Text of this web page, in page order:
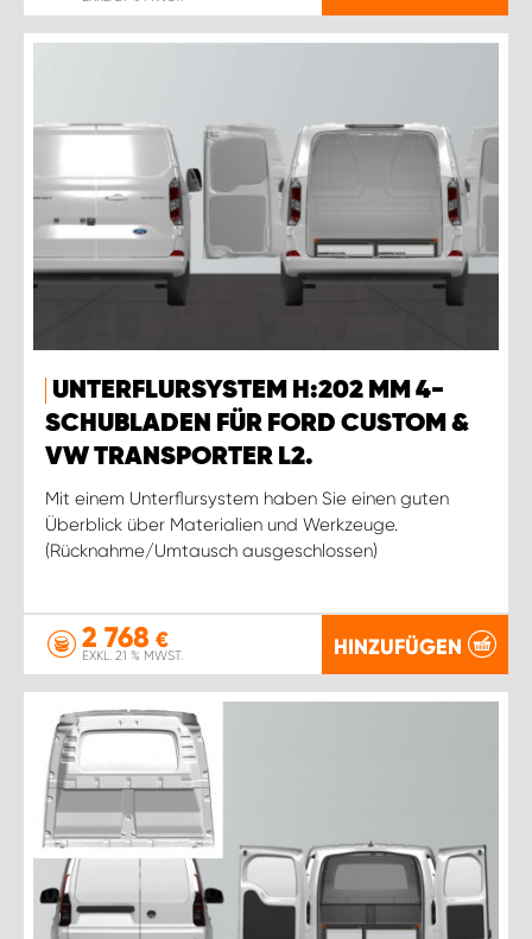
UNTERFLURSYSTEM H:202 MM 4-
SCHUBLADEN FÜR FORD CUSTOM &
VW TRANSPORTER L2.
Mit einem Unterflursystem haben Sie einen guten
Überblick über Materialien und Werkzeuge.
(Rücknahme/Umtausch ausgeschlossen)
2 768 €
EXKL. 21 % MWST. HINZUFÜGEN